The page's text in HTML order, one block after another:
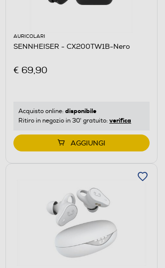
AURICOLARI
SENNHEISER - CX200TW1B-Nero
€ 69,90
Acquisto online: disponibile
Ritiro in negozio in 30' gratuito: verifica
AGGIUNGI